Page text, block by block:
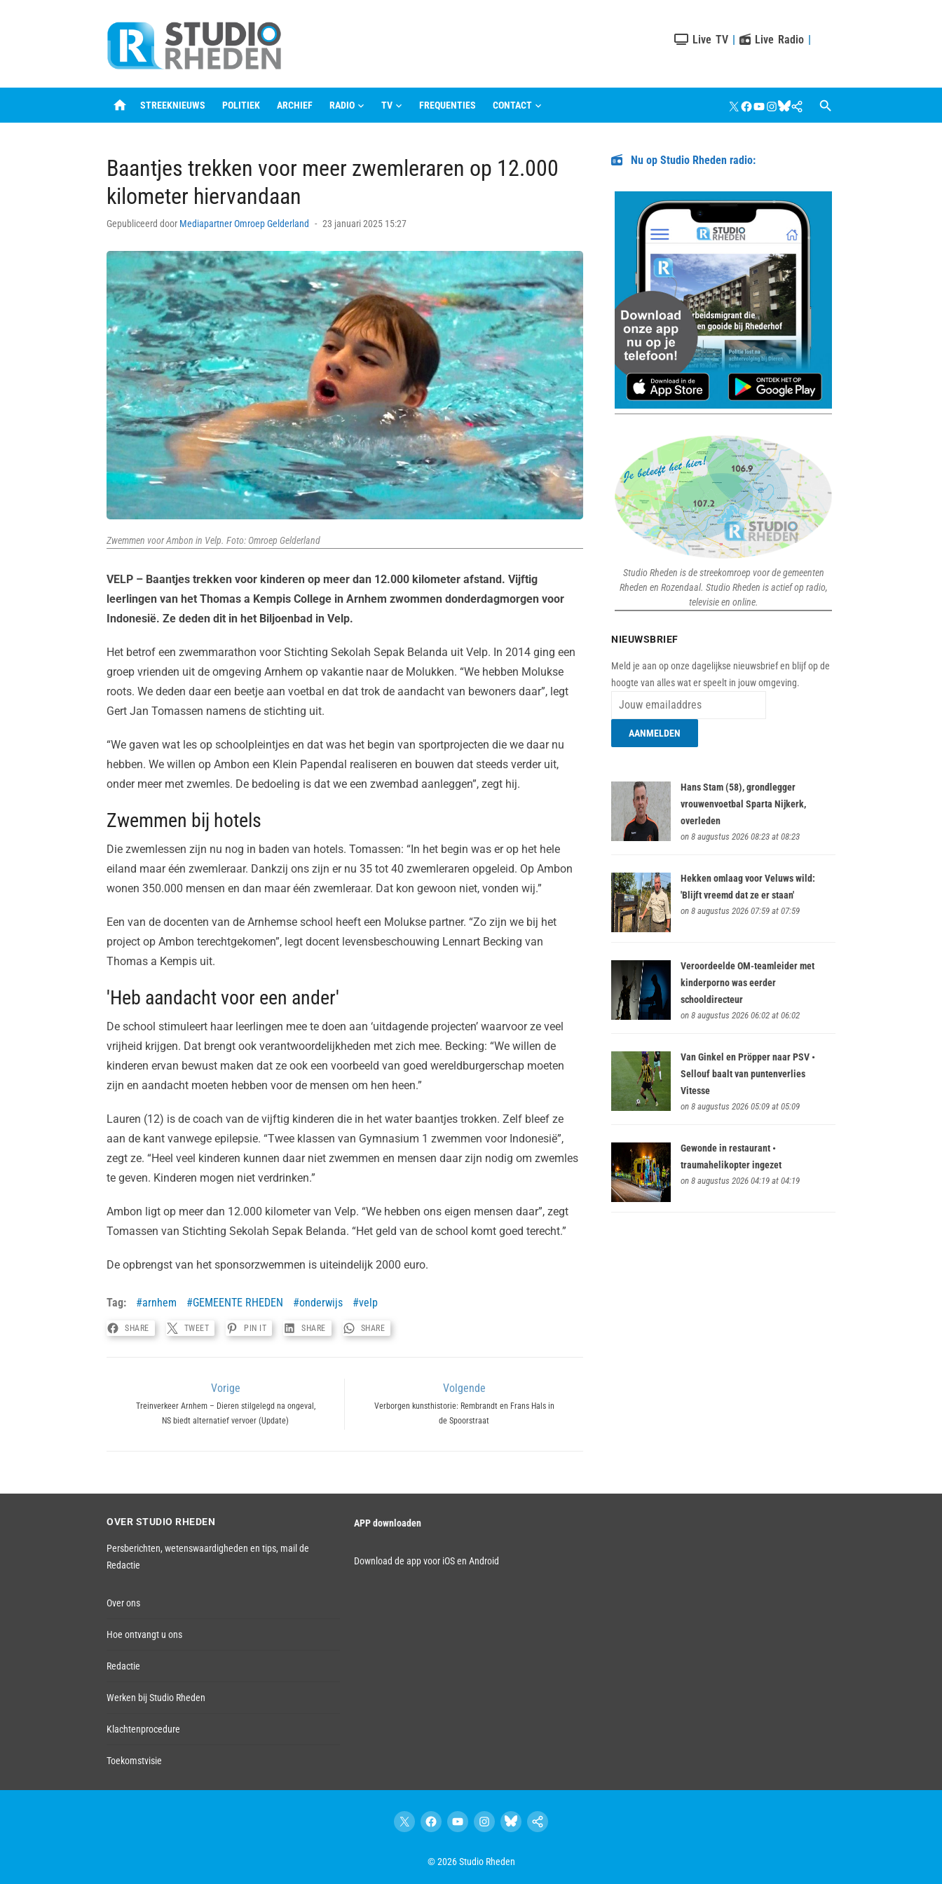
Live TV | Live Radio |
home STREEKNIEUWS POLITIEK ARCHIEF RADIO TV FREQUENTIES CONTACT X Facebook
YouTube
Instagram
Bluesky
Google
Nieuws
Baantjes trekken voor meer zwemleraren op 12.000
kilometer hiervandaan
Gepubliceerd door Mediapartner Omroep Gelderland
Posted
23 januari 2025 15:27
Zwemmen voor Ambon in Velp. Foto: Omroep Gelderland
VELP – Baantjes trekken voor kinderen op meer dan 12.000 kilometer afstand. Vijftig
leerlingen van het Thomas a Kempis College in Arnhem zwommen donderdagmorgen voor
Indonesië. Ze deden dit in het Biljoenbad in Velp.
Het betrof een zwemmarathon voor Stichting Sekolah Sepak Belanda uit Velp. In 2014 ging een
groep vrienden uit de omgeving Arnhem op vakantie naar de Molukken. “We hebben Molukse
roots. We deden daar een beetje aan voetbal en dat trok de aandacht van bewoners daar”, legt
Gert Jan Tomassen namens de stichting uit.
“We gaven wat les op schoolpleintjes en dat was het begin van sportprojecten die we daar nu
hebben. We willen op Ambon een Klein Papendal realiseren en bouwen dat steeds verder uit,
onder meer met zwemles. De bedoeling is dat we een zwembad aanleggen”, zegt hij.
Zwemmen bij hotels
Die zwemlessen zijn nu nog in baden van hotels. Tomassen: “In het begin was er op het hele
eiland maar één zwemleraar. Dankzij ons zijn er nu 35 tot 40 zwemleraren opgeleid. Op Ambon
wonen 350.000 mensen en dan maar één zwemleraar. Dat kon gewoon niet, vonden wij.”
Een van de docenten van de Arnhemse school heeft een Molukse partner. “Zo zijn we bij het
project op Ambon terechtgekomen”, legt docent levensbeschouwing Lennart Becking van
Thomas a Kempis uit.
'Heb aandacht voor een ander'
De school stimuleert haar leerlingen mee te doen aan ‘uitdagende projecten’ waarvoor ze veel
vrijheid krijgen. Dat brengt ook verantwoordelijkheden met zich mee. Becking: “We willen de
kinderen ervan bewust maken dat ze ook een voorbeeld van goed wereldburgerschap moeten
zijn en aandacht moeten hebben voor de mensen om hen heen.”
Lauren (12) is de coach van de vijftig kinderen die in het water baantjes trokken. Zelf bleef ze
aan de kant vanwege epilepsie. “Twee klassen van Gymnasium 1 zwemmen voor Indonesië”,
zegt ze. “Heel veel kinderen kunnen daar niet zwemmen en mensen daar zijn nodig om zwemles
te geven. Kinderen mogen niet verdrinken.”
Ambon ligt op meer dan 12.000 kilometer van Velp. “We hebben ons eigen mensen daar”, zegt
Tomassen van Stichting Sekolah Sepak Belanda. “Het geld van de school komt goed terecht.”
De opbrengst van het sponsorzwemmen is uiteindelijk 2000 euro.
Tag: arnhem GEMEENTE RHEDEN onderwijs velp
SHARE TWEET PIN IT SHARE SHARE
navigatie
Vorige
Previous
Treinverkeer Arnhem – Dieren stilgelegd na ongeval,
NS biedt alternatief vervoer (Update)
Volgende
Next
Verborgen kunsthistorie: Rembrandt en Frans Hals in
de Spoorstraat
Nu op Studio Rheden radio:
Studio Rheden is de streekomroep voor de gemeenten
Rheden en Rozendaal. Studio Rheden is actief op radio,
televisie en online.
NIEUWSBRIEF
Meld je aan op onze dagelijkse nieuwsbrief en blijf op de
hoogte van alles wat er speelt in jouw omgeving.
Hans Stam (58), grondlegger
vrouwenvoetbal Sparta Nijkerk,
overleden
on 8 augustus 2026 08:23 at 08:23
Hekken omlaag voor Veluws wild:
'Blijft vreemd dat ze er staan'
on 8 augustus 2026 07:59 at 07:59
Veroordeelde OM-teamleider met
kinderporno was eerder
schooldirecteur
on 8 augustus 2026 06:02 at 06:02
Van Ginkel en Pröpper naar PSV •
Sellouf baalt van puntenverlies
Vitesse
on 8 augustus 2026 05:09 at 05:09
Gewonde in restaurant •
traumahelikopter ingezet
on 8 augustus 2026 04:19 at 04:19
OVER STUDIO RHEDEN
Persberichten, wetenswaardigheden en tips, mail de
Redactie
Over ons
Hoe ontvangt u ons
Redactie
Werken bij Studio Rheden
Klachtenprocedure
Toekomstvisie
APP downloaden
Download de app voor iOS en Android
X FacebookYouTubeInstagramBlueskyGoogle
Nieuws
© 2026 Studio Rheden